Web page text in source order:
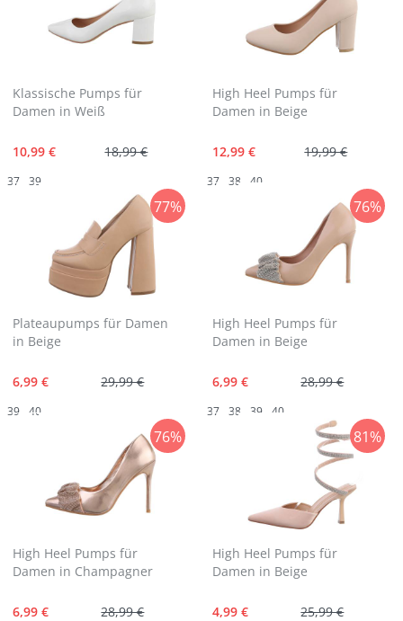
Klassische Pumps für
Damen in Weiß
18,99 €
10,99 €
37 39
High Heel Pumps für
Damen in Beige
19,99 €
12,99 €
37 38 40
77%
Plateaupumps für Damen
in Beige
29,99 €
6,99 €
39 40
76%
High Heel Pumps für
Damen in Beige
28,99 €
6,99 €
37 38 39 40
76%
High Heel Pumps für
Damen in Champagner
28,99 €
6,99 €
81%
High Heel Pumps für
Damen in Beige
25,99 €
4,99 €